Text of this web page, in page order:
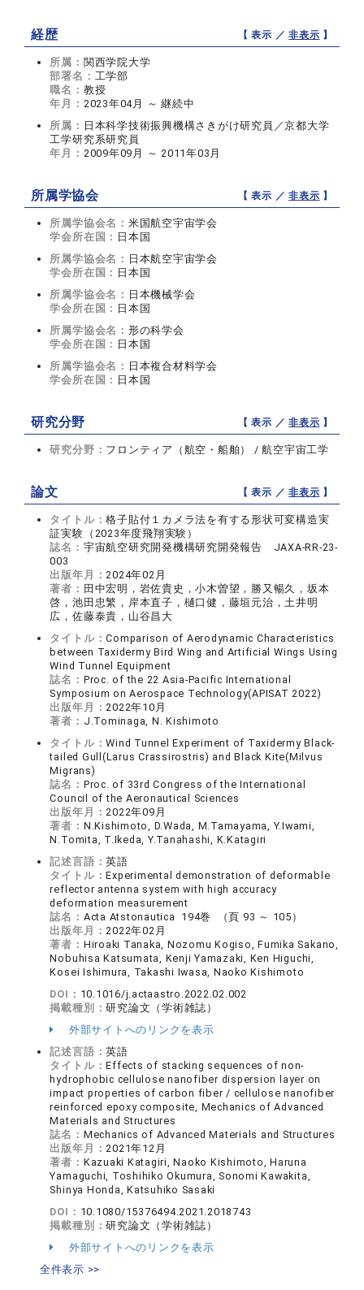
経歴 【 表示 ／非表示 】
所属： 関西学院大学
部署名： 工学部
職名： 教授
年月： 2023年04月 ～ 継続中
所属： 日本科学技術振興機構さきがけ研究員／京都大学
工学研究系研究員
年月： 2009年09月 ～ 2011年03月
所属学協会 【 表示 ／非表示 】
所属学協会名： 米国航空宇宙学会
学会所在国： 日本国
所属学協会名： 日本航空宇宙学会
学会所在国： 日本国
所属学協会名： 日本機械学会
学会所在国： 日本国
所属学協会名： 形の科学会
学会所在国： 日本国
所属学協会名： 日本複合材料学会
学会所在国： 日本国
研究分野 【 表示 ／非表示 】
研究分野： フロンティア（航空・船舶） / 航空宇宙工学
論文 【 表示 ／非表示 】
タイトル：格子貼付１カメラ法を有する形状可変構造実
証実験（2023年度飛翔実験）
誌名： 宇宙航空研究開発機構研究開発報告 JAXA-RR-23-
003
出版年月：2024年02月
著者： 田中宏明，岩佐貴史，小木曽望，勝又暢久，坂本
啓，池田忠繁，岸本直子，樋口健，藤垣元治，土井明
広，佐藤泰貴，山谷昌大
タイトル：Comparison of Aerodynamic Characteristics
between Taxidermy Bird Wing and Artificial Wings Using
Wind Tunnel Equipment
誌名： Proc. of the 22 Asia-Pacific International
Symposium on Aerospace Technology(APISAT 2022)
出版年月：2022年10月
著者： J.Tominaga, N. Kishimoto
タイトル：Wind Tunnel Experiment of Taxidermy Black-
tailed Gull(Larus Crassirostris) and Black Kite(Milvus
Migrans)
誌名： Proc. of 33rd Congress of the International
Council of the Aeronautical Sciences
出版年月：2022年09月
著者： N.Kishimoto, D.Wada, M.Tamayama, Y.Iwami,
N.Tomita, T.Ikeda, Y.Tanahashi, K.Katagiri
記述言語：英語
タイトル：Experimental demonstration of deformable
reflector antenna system with high accuracy
deformation measurement
誌名： Acta Atstonautica 194巻 （頁 93 ～ 105）
出版年月：2022年02月
著者： Hiroaki Tanaka, Nozomu Kogiso, Fumika Sakano,
Nobuhisa Katsumata, Kenji Yamazaki, Ken Higuchi,
Kosei Ishimura, Takashi Iwasa, Naoko Kishimoto
DOI： 10.1016/j.actaastro.2022.02.002
掲載種別：研究論文（学術雑誌）
外部サイトへのリンクを表示
記述言語：英語
タイトル：Effects of stacking sequences of non-
hydrophobic cellulose nanofiber dispersion layer on
impact properties of carbon fiber / cellulose nanofiber
reinforced epoxy composite, Mechanics of Advanced
Materials and Structures
誌名： Mechanics of Advanced Materials and Structures
出版年月：2021年12月
著者： Kazuaki Katagiri, Naoko Kishimoto, Haruna
Yamaguchi, Toshihiko Okumura, Sonomi Kawakita,
Shinya Honda, Katsuhiko Sasaki
DOI： 10.1080/15376494.2021.2018743
掲載種別：研究論文（学術雑誌）
外部サイトへのリンクを表示
全件表示 >>